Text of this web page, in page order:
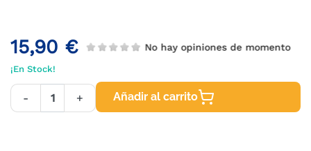
15,90 € No hay opiniones de momento
¡En Stock!
- + Añadir al carrito